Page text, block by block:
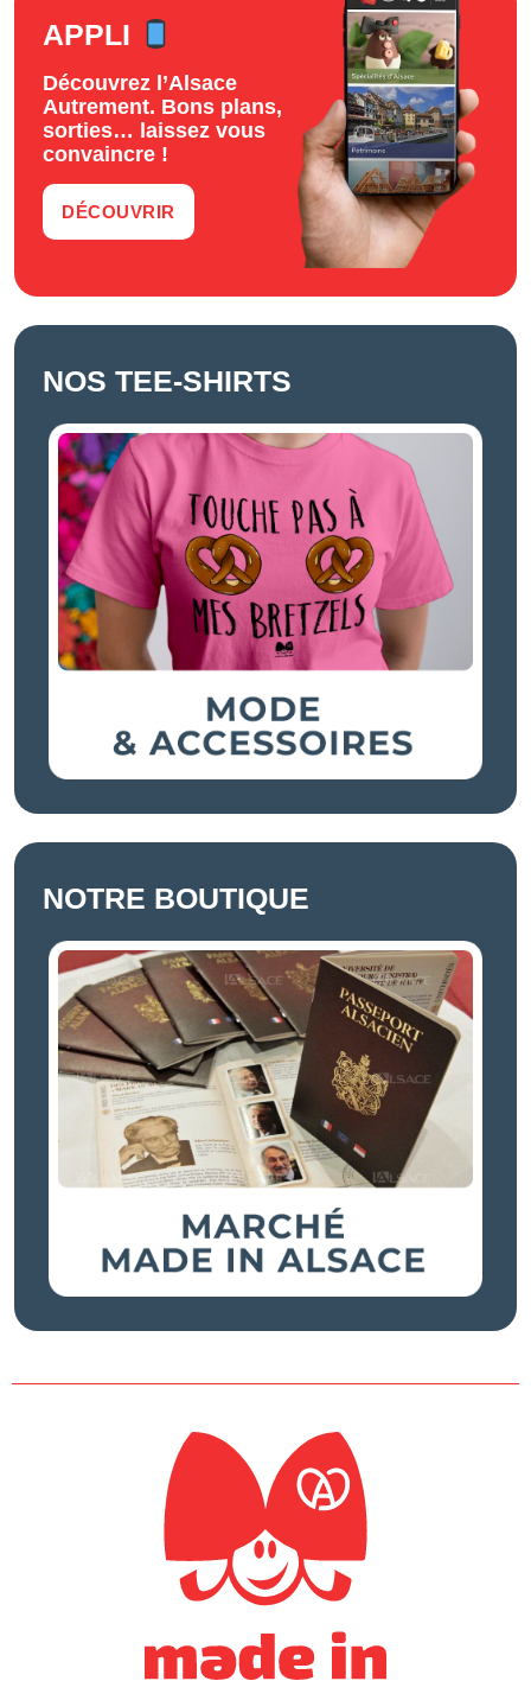
APPLI
Découvrez l’Alsace
Autrement. Bons plans,
sorties… laissez vous
convaincre !
DÉCOUVRIR
NOS TEE-SHIRTS
NOTRE BOUTIQUE